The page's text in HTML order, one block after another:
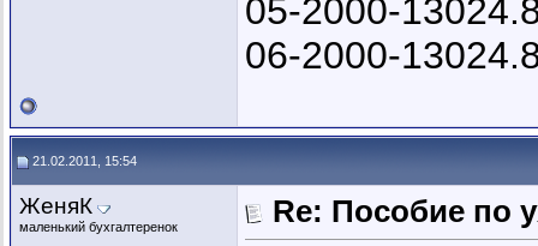
05-2000-
06-2000-
21.02.2011, 15:54
ЖеняК
маленький бухгалтеренок Re: Пособие по